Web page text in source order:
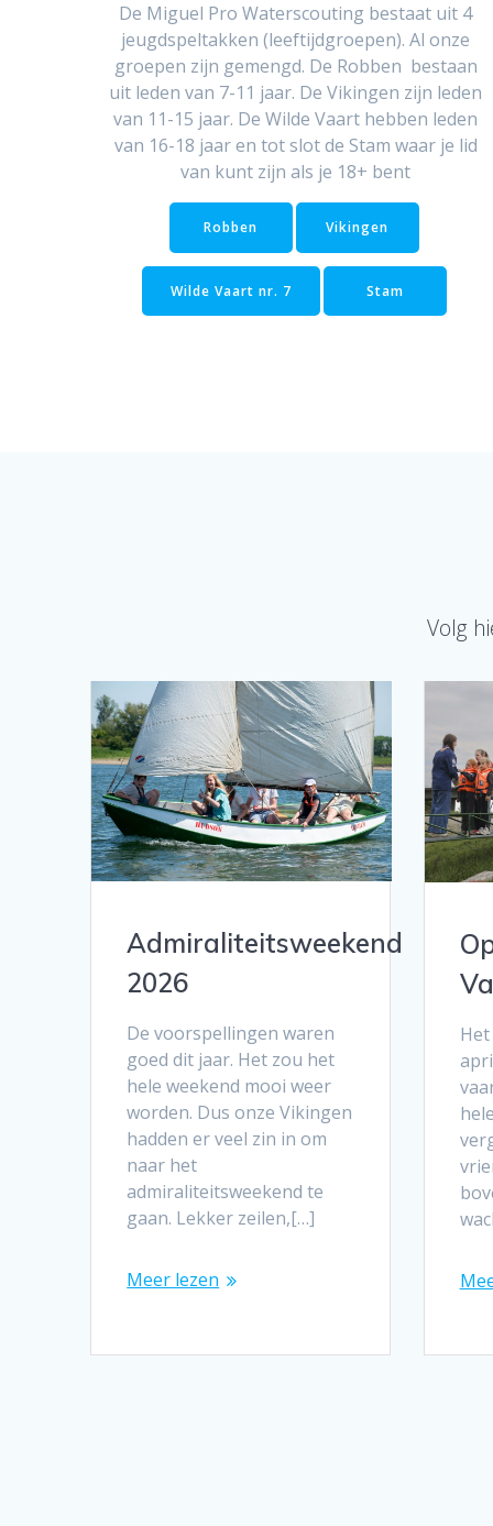
De Miguel Pro Waterscouting bestaat uit 4
jeugdspeltakken (leeftijdgroepen). Al onze
groepen zijn gemengd. De Robben bestaan
uit leden van 7-11 jaar. De Vikingen zijn leden
van 11-15 jaar. De Wilde Vaart hebben leden
van 16-18 jaar en tot slot de Stam waar je lid
van kunt zijn als je 18+ bent
Robben Vikingen
Wilde Vaart nr. 7 Stam
Volg
Admiraliteitsweekend
2026
De voorspellingen waren
goed dit jaar. Het zou het
hele weekend mooi weer
worden. Dus onze Vikingen
hadden er veel zin in om
naar het
admiraliteitsweekend te
gaan. Lekker zeilen,[…]
Meer lezen